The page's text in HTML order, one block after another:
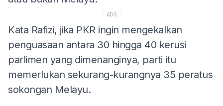
ADS
Kata Rafizi, jika PKR ingin mengekalkan
penguasaan antara 30 hingga 40 kerusi
parlimen yang dimenanginya, parti itu
memerlukan sekurang-kurangnya 35 peratus
sokongan Melayu.